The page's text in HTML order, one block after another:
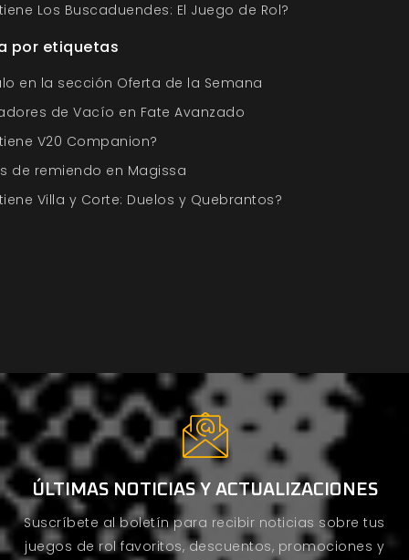
Los Buscaduendes: El Juego de Rol?
por etiquetas
en la sección Oferta de la Semana
de Vacío en Fate Avanzado
V20 Companion?
de remiendo en Magissa
Villa y Corte: Duelos y Quebrantos?
ÚLTIMAS NOTICIAS Y ACTUALIZACIONES
Suscríbete al boletín para recibir noticias sobre tus
juegos de rol favoritos, descuentos, promociones y